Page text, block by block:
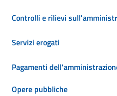
Controlli e rilievi
Servizi erogati
Pagamenti
Opere pubbliche